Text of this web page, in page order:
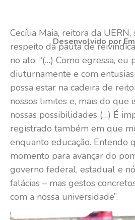
Desenvolvido por
Cecília Maia, reitora da
respeito da pauta de
no ato: “(…) Como egressa, eu
diuturnamente e com
possa estar na cadeira de
nossos limites e, mais do que
nossas possibilidades (…) É
registrado também em que
enquanto educação. Entendo
momento para avançar do
governo federal, estadual e
falácias – mas gestos
com a nossa universidade”.